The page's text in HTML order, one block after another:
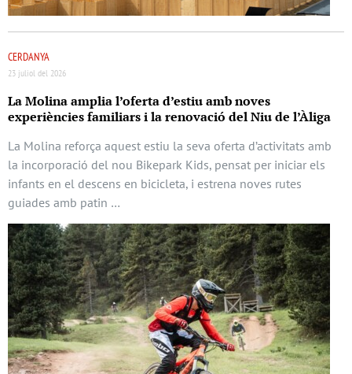
CERDANYA
23 juliol del 2026
La Molina amplia l’oferta d’estiu amb noves
experiències familiars i la renovació del Niu de l’Àliga
La Molina reforça aquest estiu la seva oferta d’activitats amb
la incorporació del nou Bikepark Kids, pensat per iniciar els
infants en el descens en bicicleta, i estrena noves rutes
guiades amb patin …